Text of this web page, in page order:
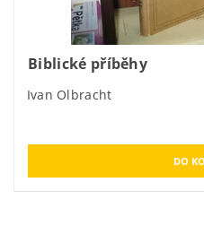
Biblické příběhy
Ivan Olbracht